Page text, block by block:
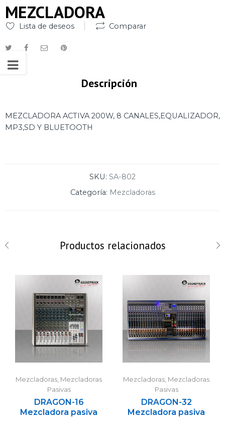
MEZCLADORA
Lista de deseos Comparar
Descripción
MEZCLADORA ACTIVA 200W, 8 CANALES,EQUALIZADOR,
MP3,SD Y BLUETOOTH
SKU: SA-802
Categoría: Mezcladoras
Productos relacionados
Mezcladoras Mezcladoras
Pasivas
DRAGON-16
Mezcladora pasiva
Mezcladoras Mezcladoras
Pasivas
DRAGON-32
Mezcladora pasiva